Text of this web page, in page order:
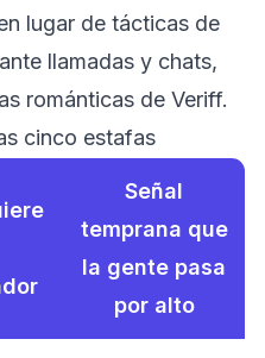
lugar de tácticas de
llamadas y chats,
románticas de Veriff.
cinco estafas
Señal
temprana que
la gente pasa
por alto